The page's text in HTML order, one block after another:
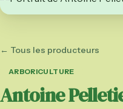
← Tous les producteurs
ARBORICULTURE
Antoine